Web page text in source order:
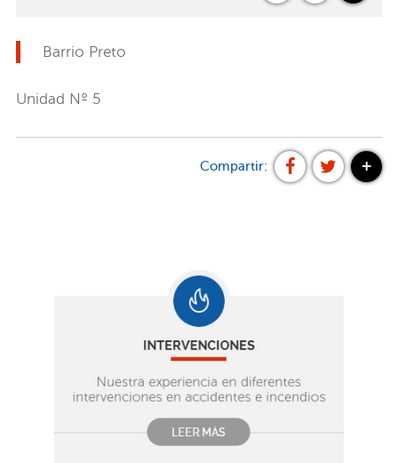
Barrio Preto
Unidad Nº 5
Compartir: +